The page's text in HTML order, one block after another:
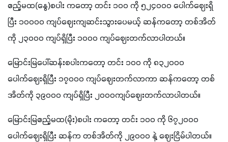
ဧည့်မထ(နွေ)စပါး ကတော့ တင်း ၁၀၀ ကို ၅၂၄၀၀၀ ပေါက်ဈေးရှိ
ပြီး ၁၀၀၀၀ ကျပ်ဈေးကျဆင်းသွားပေမယ့် ဆန်ကတော့ တစ်အိတ်
ကို ၂၃၀၀၀ ကျပ်ရှိပြီး ၁၀၀၀ ကျပ်ဈေးတက်လာပါတယ်။
မြောင်းမြပေါ်ဆန်းစပါးကတော့ တင်း ၁၀၀ ကို ၈၃၂၀၀၀
ပေါက်ဈေးရှိပြီး ၁၇၀၀၀ ကျပ်ဈေးတက်လာကာ ဆန်ကတော့ တစ်
အိတ်ကို ၃၉၀၀၀ ကျပ်ရှိပြီး ၂၀၀၀ကျပ်ဈေးတက်လာပါတယ်။
မြောင်းမြဧည့်မထ(မိုး)စပါး ကတော့ တင်း ၁၀၀ ကို ၆၇၂၀၀၀
ပေါက်ဈေးရှိပြီး ဆန်က တစ်အိတ်ကို ၂၉၀၀၀ နဲ့ ဈေးငြိမ်ပါတယ်။